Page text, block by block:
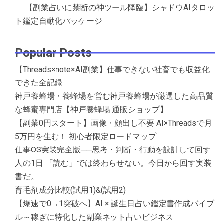
【副業占いに禁断の神ツール降臨】シャドウAIタロッ
ト鑑定自動化パッケージ
Popular Posts
【Threads×note×AI副業】仕事できない社畜でも収益化
できた全記録
神戸養蜂場・養蜂場を営む神戸養蜂場が厳選した高品質
な蜂蜜専門店【神戸養蜂場 通販ショップ】
【副業0円スタート】画像・顔出し不要 AI×Threadsで月
5万円を生む！ 初心者限定ロードマップ
仕事OS実装完全版──思考・判断・行動を設計して回す
人の1日 「読む」では終わらせない。今日から回す実装
書だ。
育毛剤成分比較(試用1)&(試用2)
【爆速で0→1突破へ】AI × 誕生日占い鑑定書作成バイブ
ル～稼ぎに特化した副業ネット占いビジネス